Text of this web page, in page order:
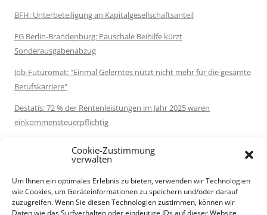
Cookie-Zustimmung
verwalten
Um Ihnen ein optimales Erlebnis zu bieten, verwenden wir Technologien
wie Cookies, um Geräteinformationen zu speichern und/oder darauf
zuzugreifen. Wenn Sie diesen Technologien zustimmen, können wir
Daten wie das Surfverhalten oder eindeutige IDs auf dieser Website
BFH: Unterbeteiligung an Kapitalgesellschaftsanteil
FG Berlin-Brandenburg: Pauschale Beihilfe kürzt
Sonderausgabenabzug
Job-Futuromat: "Einmal Gelerntes nützt nicht mehr für die gesamte
Berufskarriere"
Destatis: 72 % der Rentenleistungen im Jahr 2025 waren
einkommensteuerpflichtig
versäumt: VG Düsseldorf bestätigt volle Rückforderung
FinMin Mecklenburg-Vorpommern: Umsatzsteuer bei
Krankenfahrten durch Taxi- und Mietwagenunternehmer